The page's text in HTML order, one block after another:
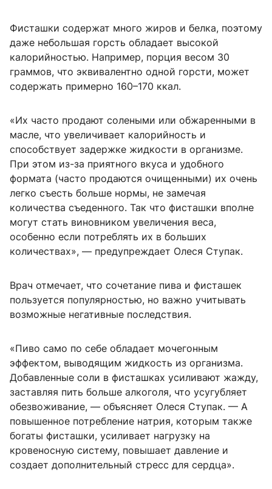
Фисташки содержат много жиров и белка, поэтому
даже небольшая горсть обладает высокой
калорийностью. Например, порция весом 30
граммов, что эквивалентно одной горсти, может
содержать примерно 160–170 ккал.
«Их часто продают солеными или обжаренными в
масле, что увеличивает калорийность и
способствует задержке жидкости в организме.
При этом из-за приятного вкуса и удобного
формата (часто продаются очищенными) их очень
легко съесть больше нормы, не замечая
количества съеденного. Так что фисташки вполне
могут стать виновником увеличения веса,
особенно если потреблять их в больших
количествах», — предупреждает Олеся Ступак.
Врач отмечает, что сочетание пива и фисташек
пользуется популярностью, но важно учитывать
возможные негативные последствия.
«Пиво само по себе обладает мочегонным
эффектом, выводящим жидкость из организма.
Добавленные соли в фисташках усиливают жажду,
заставляя пить больше алкоголя, что усугубляет
обезвоживание, — объясняет Олеся Ступак. — А
повышенное потребление натрия, которым также
богаты фисташки, усиливает нагрузку на
кровеносную систему, повышает давление и
создает дополнительный стресс для сердца».